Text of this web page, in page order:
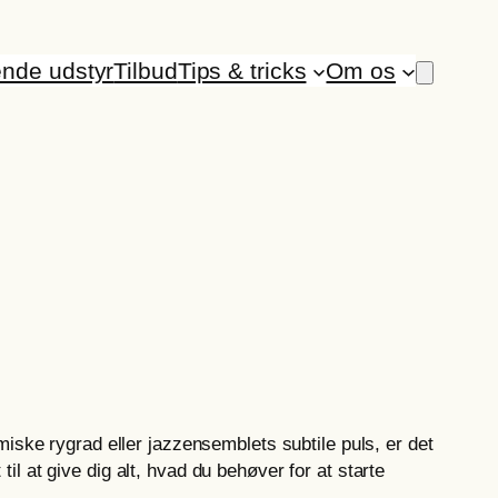
udstyrTilbudTips & tricks Om os
rygrad eller jazzensemblets subtile puls, er det
at give dig alt, hvad du behøver for at starte